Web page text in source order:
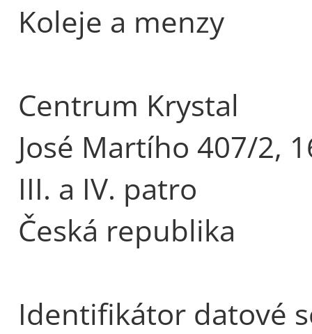
Koleje a menzy
Centrum Krystal
José Martího 407/2,
III. a IV. patro
Česká republika
Identifikátor datové